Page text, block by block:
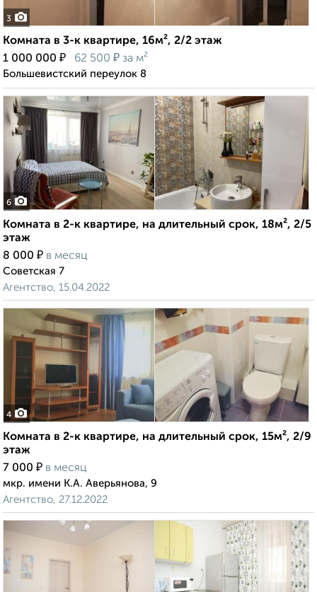
3
Комната в 3-к квартире, 16м², 2/2 этаж
1 000 000 ₽ 62 500 ₽ за м²
Большевистский переулок 8
6
Комната в 2-к квартире, на длительный срок, 18м², 2/5
этаж
8 000 ₽ в месяц
Советская 7
Агентство, 15.04.2022
4
Комната в 2-к квартире, на длительный срок, 15м², 2/9
этаж
7 000 ₽ в месяц
мкр. имени К.А. Аверьянова, 9
Агентство, 27.12.2022